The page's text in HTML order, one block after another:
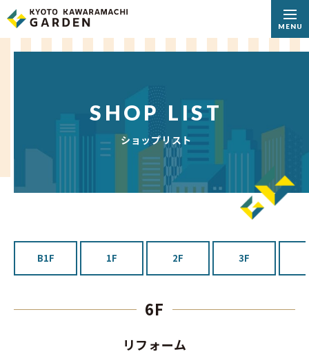
MENU
SHOP LIST
ショップリスト
B1F 1F 2F 3F
6F
リフォーム